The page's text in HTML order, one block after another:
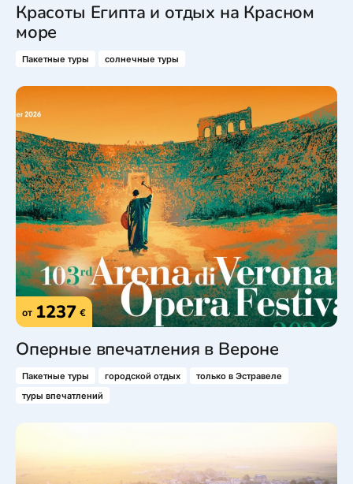
Красоты Египта и отдых на Красном
море
Пакетные туры солнечные туры
от 1237 €
Оперные впечатления в Вероне
Пакетные туры городской отдых
только в Эстравеле
туры впечатлений